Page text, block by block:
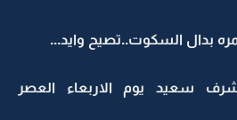
بدال السكوت..تصيح وايد...
سعيد يوم الاربعاء العصر